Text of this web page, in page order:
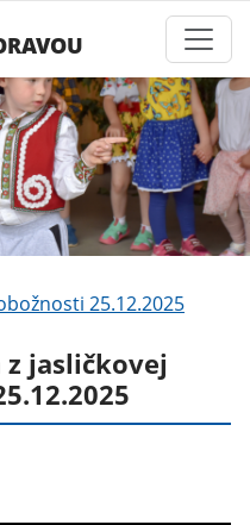
25.12.2025
jasličkovej